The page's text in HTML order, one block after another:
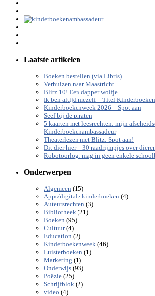
Laatste artikelen
Boeken bestellen (via Libris)
Verhuizen naar Maastricht
Blitz 10! Een dapper wolfje
Ik ben altijd mezelf – Titel
Kinderboekenweek 2026 – Spot aan
Seef bij de piraten
5 kaarten met leesrechten: mijn
Kinderboekenambassadeur
Theaterlezen met Blitz: Spot aan!
Dit dier hier – 30 raadrijmpjes over dieren
Robotoorlog: mag in geen enkele
Onderwerpen
Algemeen (15)
Apps/digitale kinderboeken (4)
Auteursrechten (3)
Bibliotheek (21)
Boeken (95)
Cultuur(4)
Education (2)
Kinderboekenweek (46)
Luisterboeken (1)
Marketing (1)
Onderwijs (93)
Poëzie (25)
Schrijfblok (2)
video (4)